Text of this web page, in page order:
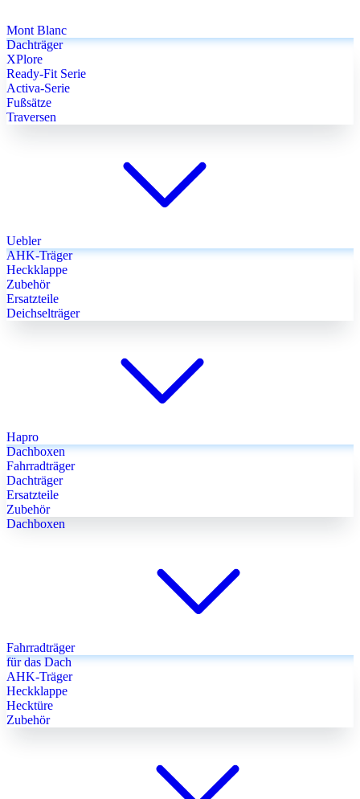
Mont Blanc
Dachträger
XPlore
Ready-Fit Serie
Activa-Serie
Fußsätze
Traversen
Uebler
AHK-Träger
Heckklappe
Zubehör
Ersatzteile
Deichselträger
Hapro
Dachboxen
Fahrradträger
Dachträger
Ersatzteile
Zubehör
Dachboxen
Fahrradträger
für das Dach
AHK-Träger
Heckklappe
Hecktüre
Zubehör